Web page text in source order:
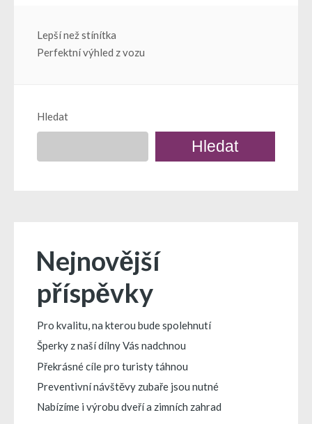
Navigace
příspěvek
Lepší než stínítka
Perfektní výhled z vozu
Hledat
Hledat
Nejnovější
příspěvky
Pro kvalitu, na kterou bude spolehnutí
Šperky z naší dílny Vás nadchnou
Překrásné cíle pro turisty táhnou
Preventivní návštěvy zubaře jsou nutné
Nabízíme i výrobu dveří a zimních zahrad